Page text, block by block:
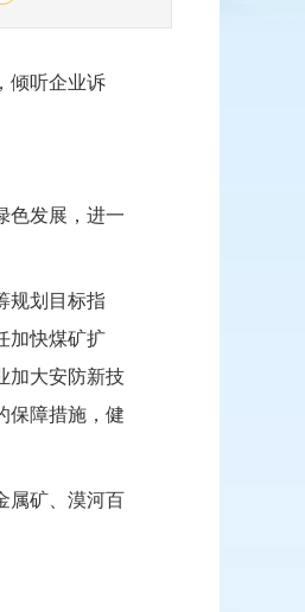
倾听企业诉
色发展，进一
规划目标指
加快煤矿扩
加大安防新技
保障措施，健
属矿、漠河百